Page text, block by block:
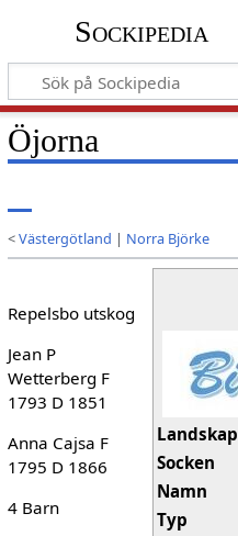
Sockipedia
Öjorna
<Västergötland | Norra Björke
Landskap
Socken
Namn
Typ
Repelsbo utskog
Jean P
Wetterberg F
1793 D 1851
Anna Cajsa F
1795 D 1866
4 Barn